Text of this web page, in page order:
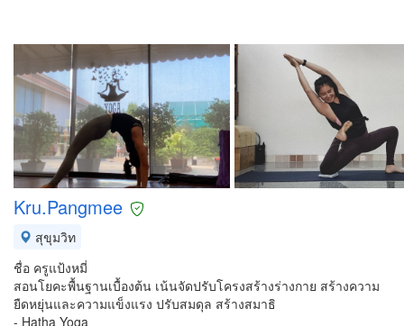
Kru.Pangmee
สุขุมวิท
ชื่อ ครูแป้งหมี่
สอนโยคะพื้นฐานเบื้องต้น เน้นจัดปรับโครงสร้างร่างกาย สร้างความ
ยืดหยุ่นและความแข็งแรง ปรับสมดุล สร้างสมาธิ
- Hatha Yoga